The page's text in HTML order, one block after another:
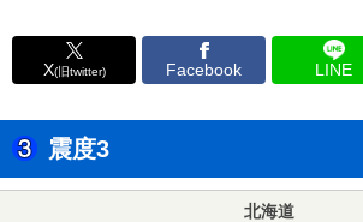
X(旧twitter) Facebook LINE
震度3
北海道